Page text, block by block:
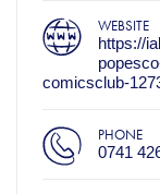
WEBSITE
https://
comicsclub-
PHONE
0741